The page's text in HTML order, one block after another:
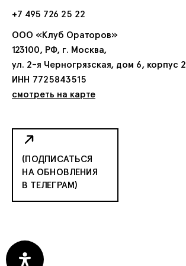
+7 495 726 25 22
ООО «Клуб Ораторов»
123100, РФ, г. Москва,
ул. 2-я Черногрязская, дом 6, корпус 2
ИНН 7725843515
смотреть на карте
(ПОДПИСАТЬСЯ
НА ОБНОВЛЕНИЯ
В ТЕЛЕГРАМ)